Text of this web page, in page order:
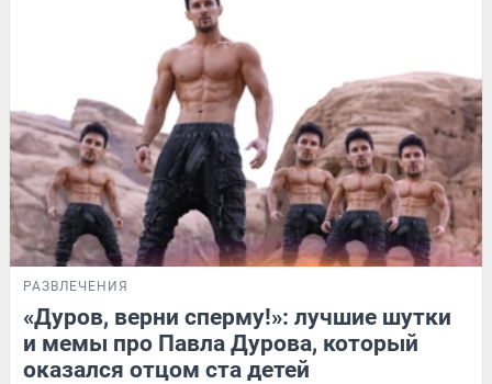
РАЗВЛЕЧЕНИЯ
«Дуров, верни сперму!»: лучшие шутки
и мемы про Павла Дурова, который
оказался отцом ста детей